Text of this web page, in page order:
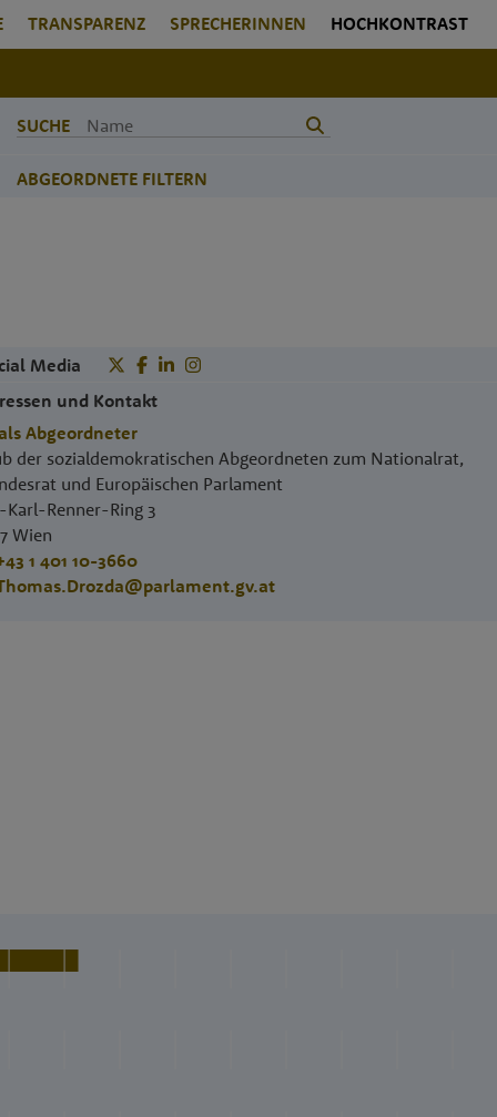
TRANSPARENZ SPRECHERINNEN HOCHKONTRAST
SUCHE
ABGEORDNETE FILTERN
Media
und Kontakt
Abgeordneter
der sozialdemokratischen Abgeordneten zum Nationalrat,
und Europäischen Parlament
Karl-Renner-Ring 3
Wien
1 401 10-3660